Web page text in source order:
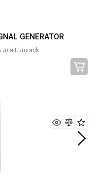
GENERATOR
для Eurorack